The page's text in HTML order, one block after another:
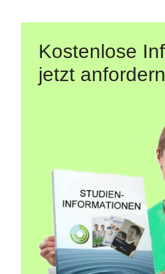
Kostenlose
jetzt